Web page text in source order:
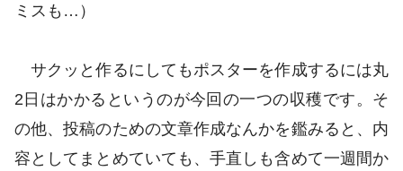
ミスも…）
サクッと作るにしてもポスターを作成するには丸
2日はかかるというのが今回の一つの収穫です。そ
の他、投稿のための文章作成なんかを鑑みると、内
容としてまとめていても、手直しも含めて一週間か